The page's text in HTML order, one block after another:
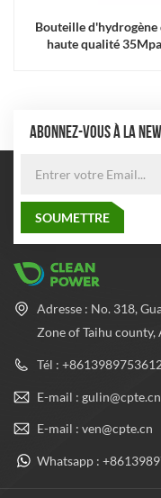
Bouteille d'hydrogène
haute qualité 35Mpa
ABONNEZ-VOUS À LA
Adresse : No. 318,
Zone of Taihu county,
Tél :
E-mail : gulin@cpte.cn
E-mail : ven@cpte.cn
Whatsapp :